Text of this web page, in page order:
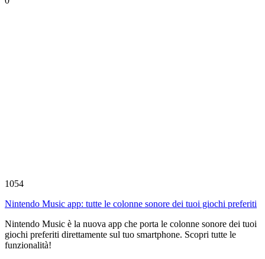
1054
Nintendo Music app: tutte le colonne sonore dei tuoi giochi preferiti
Nintendo Music è la nuova app che porta le colonne sonore dei tuoi
giochi preferiti direttamente sul tuo smartphone. Scopri tutte le
funzionalità!